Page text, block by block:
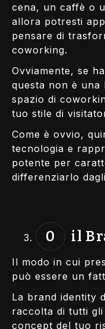
cena, un caffè o
allora potresti
pensare di
coworking.
Ovviamente, se
questa non è una
spazio di
tuo stile di
Come è ovvio,
tecnologia e
potente per
differenziarlo
il
Il modo in cui
può essere un
La brand identity
raccolta di tutti
concept del tuo